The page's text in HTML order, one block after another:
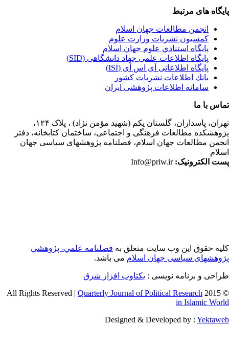
های مرتبط
انجمن مطالعات جهان اسلام
کمسیون نشریات وزارت علوم
پايگاه استنادي علوم جهان اسلام
پایگاه اطلاعات علمی جهاد دانشگاهی (SID)
پایگاه اطلاعاتی آی اس آی (ISI)
بانك اطلاعات نشريات كشور
سامانه اطلاعات پژوهشی ایران
با ما
پاسداران، گلستان یکم (شهید مؤمن نژاد) ، پلاک ۱۲۴،
مطالعات فرهنگی و اجتماعی، ساختمان کتابخانه، دفتر
مطالعات جهان اسلام، فصلنامه پژوهشهای سیاسی جهان
الکترونیک:Info@priw.ir
حقوق این وب سایت متعلق بهفصلنامه علمي- پژوهشي
سیاسی جهان اسلاممی باشد.
و برنامه نویسی : یکتاوب افزار شرق
©
Quarterly Journal of Political Research
in Islamic
Designed & Developed by :